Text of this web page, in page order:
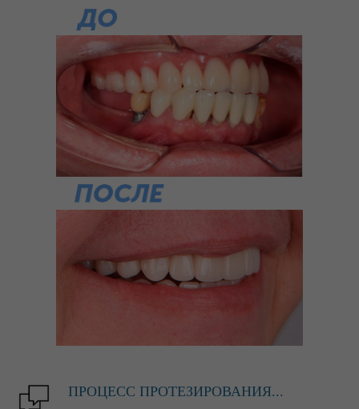
ПРОЦЕСС ПРОТЕЗИРОВАНИЯ...